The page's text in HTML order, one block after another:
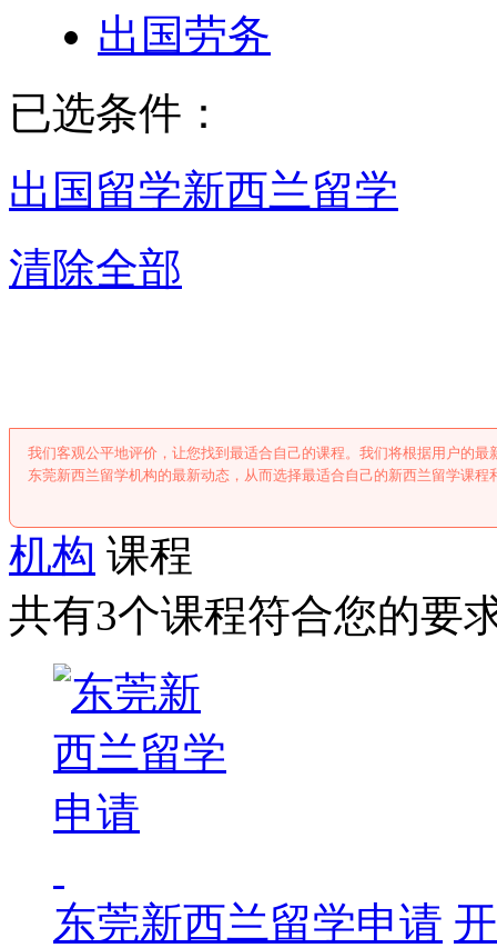
出国劳务
已选条件：
出国留学新西兰留学
清除全部
我们客观公平地评价，让您找到最适合自己的课程。我们将根据用户的
东莞新西兰留学机构的最新动态，从而选择最适合自己的新西兰留学课程
机构 课程
共有3个课程符合您的要
东莞新西兰留学申请